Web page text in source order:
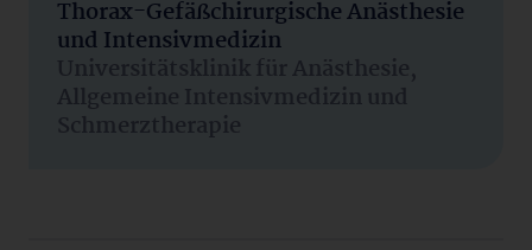
Thorax-Gefäßchirurgische Anästhesie
und Intensivmedizin
Universitätsklinik für Anästhesie,
Allgemeine Intensivmedizin und
Schmerztherapie